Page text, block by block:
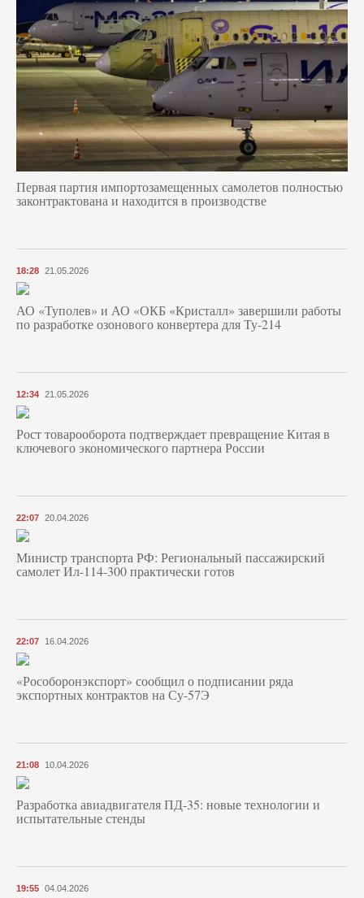
Первая партия импортозамещенных самолетов полностью
законтрактована и находится в производстве
18:28 21.05.2026
АО «Туполев» и АО «ОКБ «Кристалл» завершили работы
по разработке озонового конвертера для Ту-214
12:34 21.05.2026
Рост товарооборота подтверждает превращение Китая в
ключевого экономического партнера России
22:07 20.04.2026
Министр транспорта РФ: Региональный пассажирский
самолет Ил-114-300 практически готов
22:07 16.04.2026
«Рособоронэкспорт» сообщил о подписании ряда
экспортных контрактов на Су-57Э
21:08 10.04.2026
Разработка авиадвигателя ПД-35: новые технологии и
испытательные стенды
19:55 04.04.2026